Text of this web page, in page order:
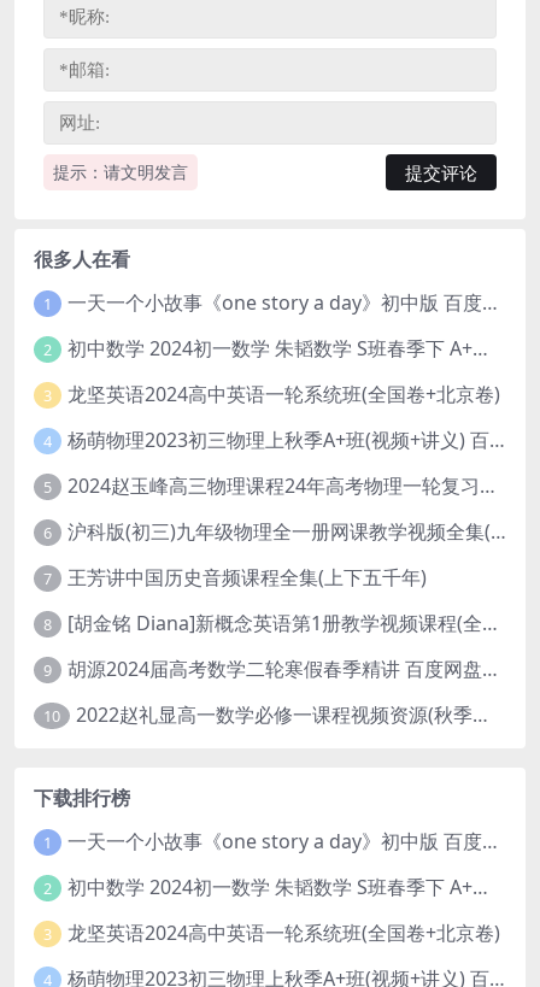
提示：请文明发言
很多人在看
1 一天一个小故事《one story a day》初中版 百度网盘分享下载
2 初中数学 2024初一数学 朱韬数学 S班春季下 A+班春季下 百度云网盘
3 龙坚英语2024高中英语一轮系统班(全国卷+北京卷)
4 杨萌物理2023初三物理上秋季A+班(视频+讲义) 百度网盘分享
5 2024赵玉峰高三物理课程24年高考物理一轮复习网课教程
6 沪科版(初三)九年级物理全一册网课教学视频全集(录播版 杜春雨 66讲)
7 王芳讲中国历史音频课程全集(上下五千年)
8 [胡金铭 Diana]新概念英语第1册教学视频课程(全集 百度网盘下载)
9 胡源2024届高考数学二轮寒假春季精讲 百度网盘分享
10 2022赵礼显高一数学必修一课程视频资源(秋季班 含讲义)百度网盘云
下载排行榜
1 一天一个小故事《one story a day》初中版 百度网盘分享下载
2 初中数学 2024初一数学 朱韬数学 S班春季下 A+班春季下 百度云网盘
3 龙坚英语2024高中英语一轮系统班(全国卷+北京卷)
4 杨萌物理2023初三物理上秋季A+班(视频+讲义) 百度网盘分享